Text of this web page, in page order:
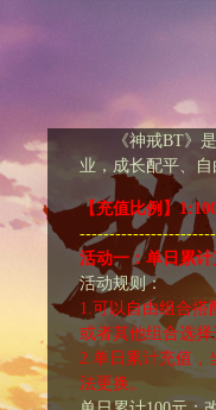
《神戒BT》
业，成长配平、
【充值比例】
活动一：单日累
活动规则：
1.可以自由组合搭
或者其他组合选
2.单日累计充值
法更换。